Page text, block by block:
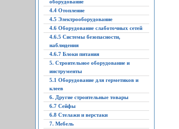
оборудование
4.4 Отопление
4.5 Электрооборудование
4.6 Оборудование слаботочных сетей
4.6.5 Системы безопасности,
наблюдения
4.6.7 Блоки питания
5. Строительное оборудование и
инструменты
5.1 Оборудование для герметиков и
клеев
6. Другие строительные товары
6.7 Сейфы
6.8 Стелажи и верстаки
7. Мебель